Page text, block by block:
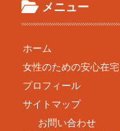
メニュー
ホーム
女性のための安心在
プロフィール
サイトマップ
お問い合わせ